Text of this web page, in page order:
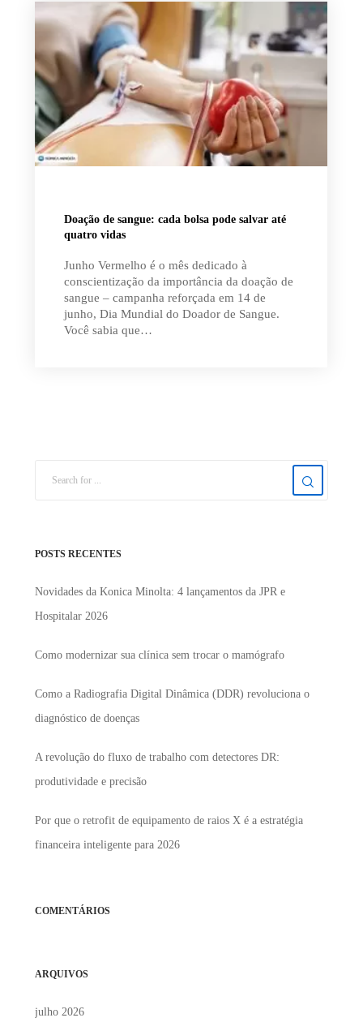
Doação de sangue: cada bolsa pode salvar até
quatro vidas
Junho Vermelho é o mês dedicado à
conscientização da importância da doação de
sangue – campanha reforçada em 14 de
junho, Dia Mundial do Doador de Sangue.
Você sabia que…
POSTS RECENTES
Novidades da Konica Minolta: 4 lançamentos da JPR e
Hospitalar 2026
Como modernizar sua clínica sem trocar o mamógrafo
Como a Radiografia Digital Dinâmica (DDR) revoluciona o
diagnóstico de doenças
A revolução do fluxo de trabalho com detectores DR:
produtividade e precisão
Por que o retrofit de equipamento de raios X é a estratégia
financeira inteligente para 2026
COMENTÁRIOS
ARQUIVOS
julho 2026